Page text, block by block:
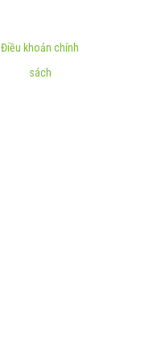
Điều khoản chính
sách